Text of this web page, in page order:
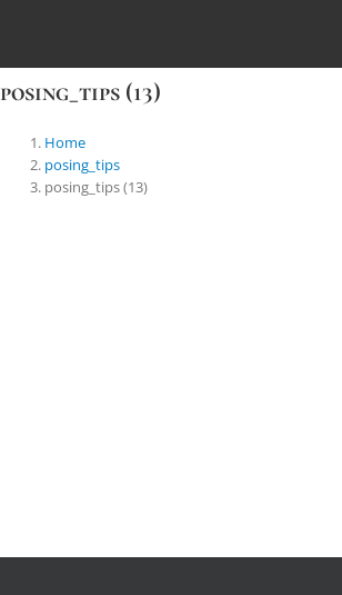
posing_tips (13)
Home
posing_tips
posing_tips (13)